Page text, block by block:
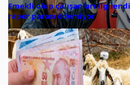
Emekli olup çalışanları
rapor parası ödemiyor